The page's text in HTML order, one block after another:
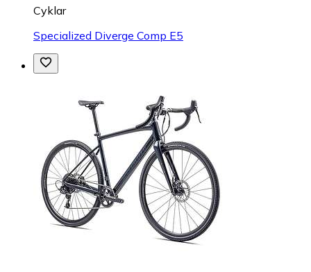
Cyklar
Specialized Diverge Comp E5